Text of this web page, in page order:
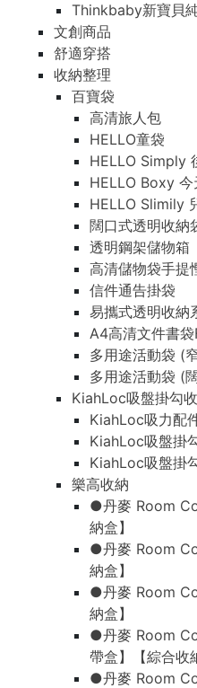
Thinkbaby新寶貝
文創商品
舒適穿搭
收納整理
百寶袋
高清旅人包
HELLO童袋
HELLO Simply
HELLO Boxy 今
HELLO Slimily
闊口式透明收納
透明鋼架儲物箱
高清儲物袋手提
信件通告掛袋
易攜式透明收納
A4高清文件書
多用途活動袋 (
多用途活動袋 (
KiahLoc吸盤掛勾
KiahLoc吸力配
KiahLoc吸盤掛
KiahLoc吸盤掛
樂高收納
●丹麥 Room
納盒】
●丹麥 Room
納盒】
●丹麥 Room
納盒】
●丹麥 Room
帶盒】【綜合收
●丹麥 Room